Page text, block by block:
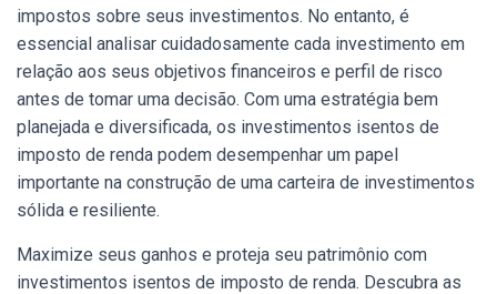
impostos sobre seus investimentos. No entanto, é
essencial analisar cuidadosamente cada investimento em
relação aos seus objetivos financeiros e perfil de risco
antes de tomar uma decisão. Com uma estratégia bem
planejada e diversificada, os investimentos isentos de
imposto de renda podem desempenhar um papel
importante na construção de uma carteira de investimentos
sólida e resiliente.
Maximize seus ganhos e proteja seu patrimônio com
investimentos isentos de imposto de renda. Descubra as